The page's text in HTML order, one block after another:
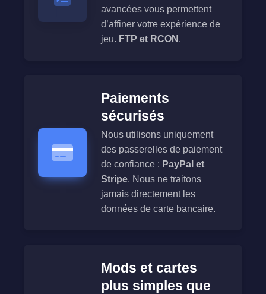
avancées vous permettent
d’affiner votre expérience de
jeu. FTP et RCON .
Paiements
sécurisés
Nous utilisons uniquement
des passerelles de paiement
de confiance : PayPal et
Stripe. Nous ne traitons
jamais directement les
données de carte bancaire.
Mods et cartes
plus simples que